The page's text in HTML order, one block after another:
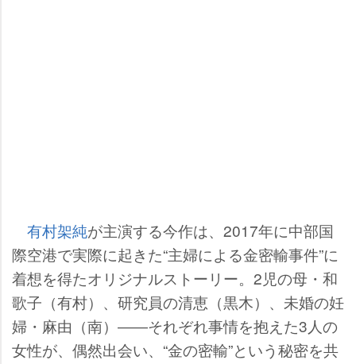
有村架純が主演する今作は、2017年に中部国
際空港で実際に起きた“主婦による金密輸事件”に
着想を得たオリジナルストーリー。2児の母・和
歌子（有村）、研究員の清恵（黒木）、未婚の妊
婦・麻由（南）――それぞれ事情を抱えた3人の
女性が、偶然出会い、“金の密輸”という秘密を共